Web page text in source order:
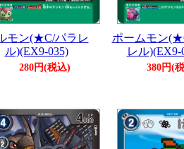
モン(★C/パラレ
ル)(EX9-035)
280円(税込)
ポームモン
レル)(EX9-
380円(